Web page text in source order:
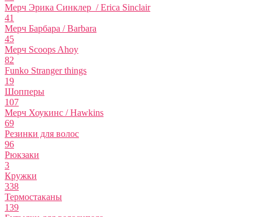
Мерч Эрика Синклер / Erica Sinclair
41
Мерч Барбара / Barbara
45
Мерч Scoops Ahoy
82
Funko Stranger things
19
Шопперы
107
Мерч Хоукинс / Hawkins
69
Резинки для волос
96
Рюкзаки
3
Кружки
338
Термостаканы
139